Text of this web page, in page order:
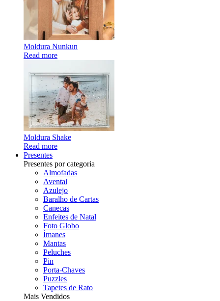
Moldura Nunkun
Read more
Moldura Shake
Read more
Presentes
Presentes por categoria
Almofadas
Avental
Azulejo
Baralho de Cartas
Canecas
Enfeites de Natal
Foto Globo
Ímanes
Mantas
Peluches
Pin
Porta-Chaves
Puzzles
Tapetes de Rato
Mais Vendidos